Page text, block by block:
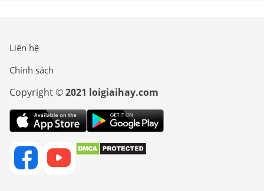
Liên hệ
Chính sách
Copyright ©2021 loigiaihay.com